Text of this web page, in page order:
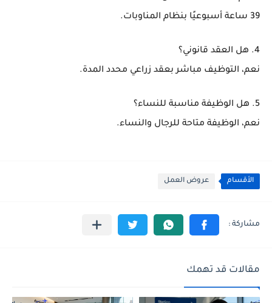
39 ساعة أسبوعيًا بنظام المناوبات.
4. هل العقد قانوني؟
نعم، التوظيف مباشر بعقد زراعي محدد المدة.
5. هل الوظيفة مناسبة للنساء؟
نعم، الوظيفة متاحة للرجال والنساء.
الأقسام عروض العمل
مقالات قد تهمك